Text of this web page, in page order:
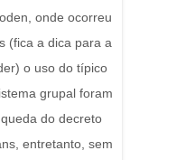
onde ocorreu
(fica a dica para a
o uso do típico
grupal foram
do decreto
entretanto, sem